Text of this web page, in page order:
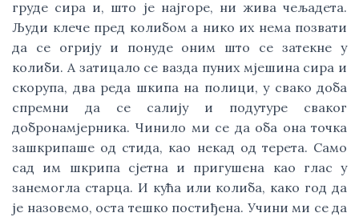
груде сира и, што је најгоре, ни жива чељадета.
Људи клече пред колибом а нико их нема позвати
да се огрију и понуде оним што се затекне у
колиби. А затицало се вазда пуних мјешина сира и
скорупа, два реда шкипа на полици, у свако доба
спремни да се салију и подутуре сваког
добронамјерника. Чинило ми се да оба она точка
зашкрипаше од стида, као некад од терета. Само
сад им шкрипа сјетна и пригушена као глас у
занемогла старца. И кућа или колиба, како год да
је назовемо, оста тешко постиђена. Учини ми се да